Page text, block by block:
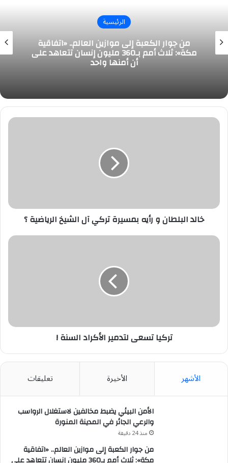
الرئيسية
من جوار الكعبة إلى موازين العالم.. «اتفاقية
مكة»: ثلاث أمم بـ360 مليون إنسان تتعاهد على
أن أمنها واحد
خالد
الرياضية
خالد البلطان و رأيه بمسيرة تركي آل الشيخ الرياضية ؟
تركيا
تركيا تسعى لتدمير الأكراد السنة !
الأشهر الأخيرة تعليقات
الأمن البيئي يضبط مخالفين لاستغلال الرواسب
والرعي الجائر في المدينة المنورة
منذ 24 دقيقة
من جوار الكعبة إلى موازين العالم.. «اتفاقية
مكة»: ثلاث أمم بـ360 مليون إنسان تتعاهد على